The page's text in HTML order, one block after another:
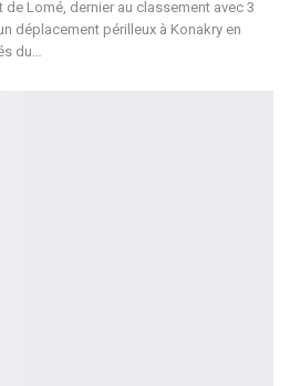
Lomé, dernier au classement avec 3
déplacement périlleux à Konakry en
du…